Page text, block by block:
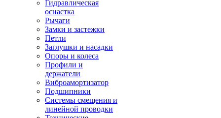
Гидравлическая
оснастка
Рычаги
Замки и застежки
Петли
Заглушки и насадки
Опоры и колеса
Профили и
держатели
Виброамортизатор
Подшипники
Системы смещения и
линейной проводки